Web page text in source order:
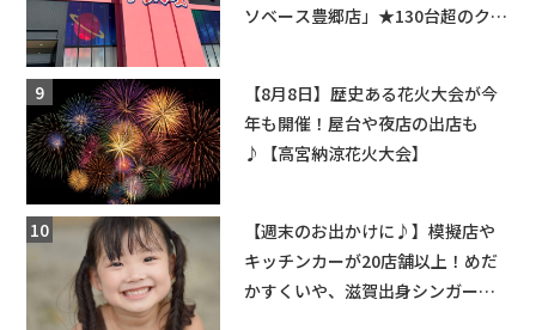
ソベース豊郷店」★130台超のクレ
【8月8日】歴史ある花火大会が今
年も開催！屋台や夜店の出店も
♪【高宮納涼花火大会】
【週末のお出かけに♪】模擬店や
キッチンカーが20店舗以上！めだ
かすくいや、滋賀出身シンガーソ